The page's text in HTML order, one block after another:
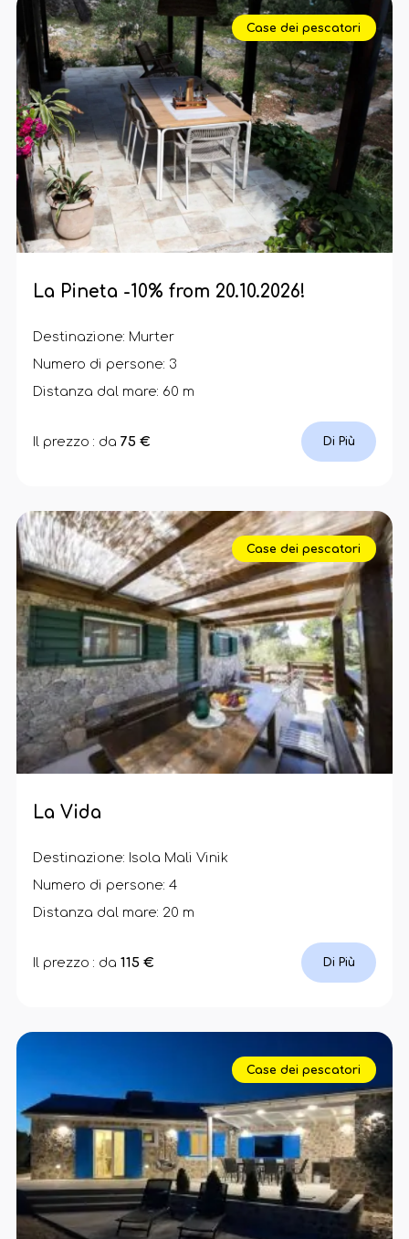
Case dei pescatori
La Pineta -10% from 20.10.2026!
Destinazione: Murter
Numero di persone: 3
Distanza dal mare: 60 m
Il prezzo : da 75 € Di Più
Case dei pescatori
La Vida
Destinazione: Isola Mali Vinik
Numero di persone: 4
Distanza dal mare: 20 m
Il prezzo : da 115 € Di Più
Case dei pescatori